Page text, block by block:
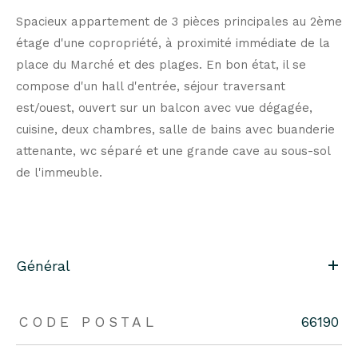
Spacieux appartement de 3 pièces principales au 2ème
étage d'une copropriété, à proximité immédiate de la
place du Marché et des plages. En bon état, il se
compose d'un hall d'entrée, séjour traversant
est/ouest, ouvert sur un balcon avec vue dégagée,
cuisine, deux chambres, salle de bains avec buanderie
attenante, wc séparé et une grande cave au sous-sol
de l'immeuble.
Général
CODE POSTAL 66190